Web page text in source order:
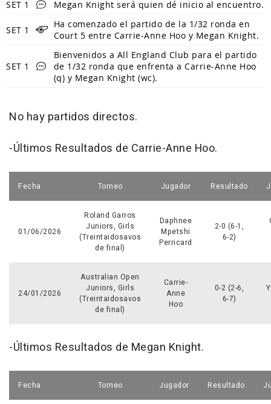
SET 1
Megan Knight será quien dé inicio al encuentro.
SET 1
Ha comenzado el partido de la 1/32 ronda en
Court 5 entre Carrie-Anne Hoo y Megan Knight.
SET 1
Bienvenidos a All England Club para el partido
de 1/32 ronda que enfrenta a Carrie-Anne Hoo
(q) y Megan Knight (wc).
No hay partidos directos.
-Últimos Resultados de Carrie-Anne Hoo.
Fecha Torneo Jugador Resultado
01/06/2026
Roland Garros
Juniors, Girls
(Treintaidosavos
de final)
Daphnee
Mpetshi
Perricard
2-0 (6-1,
6-2)
24/01/2026
Australian Open
Juniors, Girls
(Treintaidosavos
de final)
Carrie-
Anne
Hoo
0-2 (2-6,
6-7)
-Últimos Resultados de Megan Knight.
Fecha Torneo Jugador Resultado